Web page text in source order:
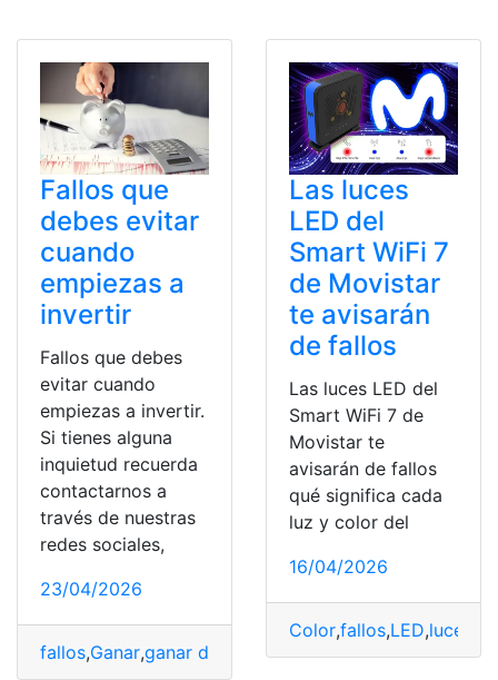
Fallos que
debes evitar
cuando
empiezas a
invertir
Fallos que debes
evitar cuando
empiezas a invertir.
Si tienes alguna
inquietud recuerda
contactarnos a
través de nuestras
redes sociales,
23/04/2026
fallos,Ganar,ganar dinero invertir
Las luces
LED del
Smart WiFi 7
de Movistar
te avisarán
de fallos
Las luces LED del
Smart WiFi 7 de
Movistar te
avisarán de fallos
qué significa cada
luz y color del
16/04/2026
Color,fallos,LED,luces